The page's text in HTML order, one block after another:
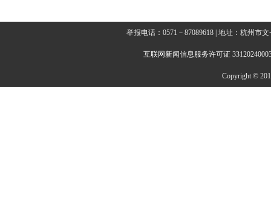
举报电话：0571－87089618 | 地址：杭州市
互联网新闻信息服务许可证
Copyright ©